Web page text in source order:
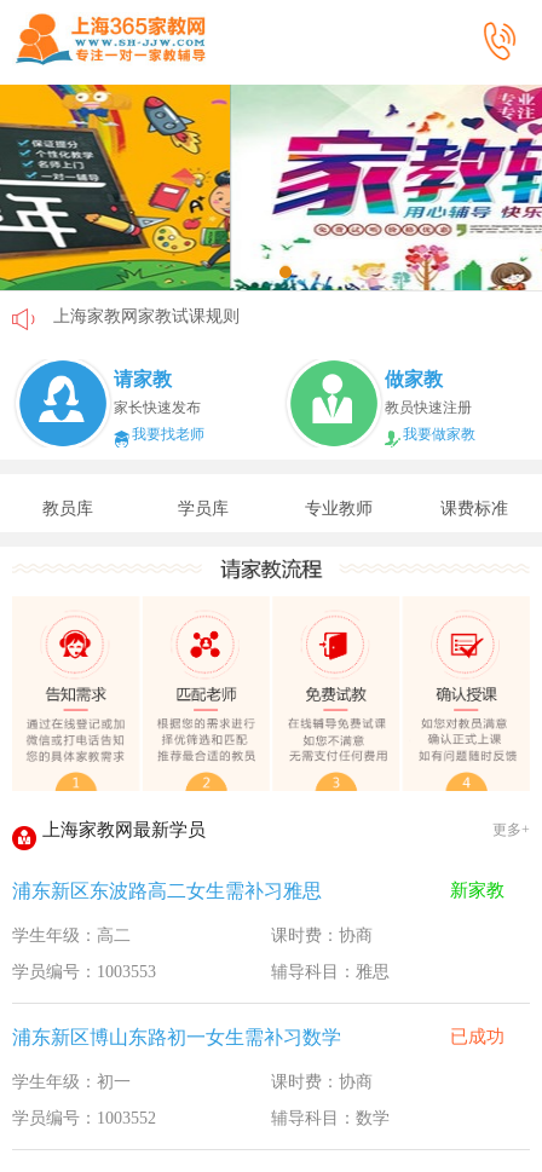
上海家教网家教试课规则
上海家教网免责声明
教员首次给家长打电话注意事项
上海家教网教员首次上门试教注意事项
上海家教网女生家教安全必读！
上海家教网大学生做家教安全须知！
上海家教网家教试课规则 2020-1-18
上海家教网免责声明 2016-11-15
教员首次给家长打电话注意事项 2016-11-15
上海家教网教员首次上门试教注意事项 2016-11-15
上海家教网注册协议 2016-11-15
上海家教网大学生做家教安全须知！
全国教师管理信息系统明年启用
请家教
家长快速发布
我要找老师
做家教
教员快速注册
我要做家教
教员库 学员库 专业教师 课费标准
上海家教网最新学员 更多+
浦东新区东波路高二女生需补习雅思 新家教
学生年级：高二
课时费：协商
学员编号：1003553
辅导科目：雅思
浦东新区博山东路初一女生需补习数学 已成功
学生年级：初一
课时费：协商
学员编号：1003552
辅导科目：数学